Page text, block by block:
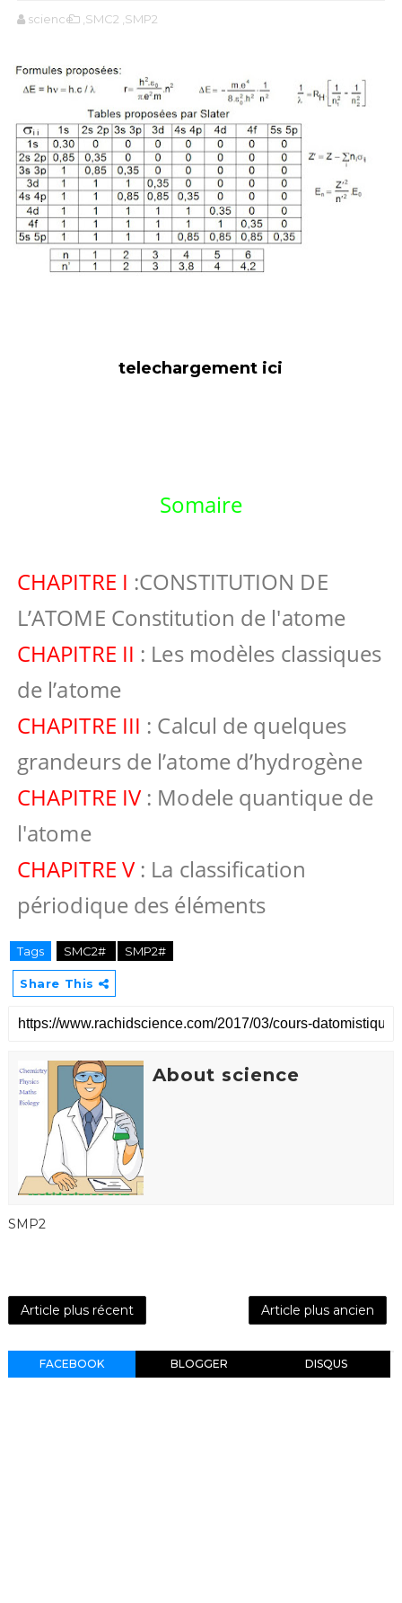
science ,SMC2 ,SMP2
telechargement ici
Somaire
CHAPITRE I :CONSTITUTION DE
L’ATOME Constitution de l'atome
CHAPITRE II : Les modèles classiques
de l’atome
CHAPITRE III : Calcul de quelques
grandeurs de l’atome d’hydrogène
CHAPITRE IV: Modele quantique de
l'atome
CHAPITRE V: La classification
périodique des éléments
Tags SMC2# SMP2#
Share This
About science
SMP2
Article plus récent Article plus ancien
FACEBOOK BLOGGER DISQUS